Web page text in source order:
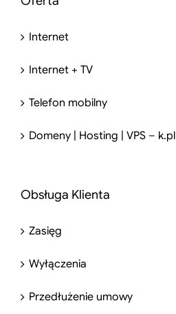
Internet
Internet + TV
Telefon mobilny
Domeny | Hosting | VPS – k.pl
Obsługa Klienta
Zasięg
Wyłączenia
Przedłużenie umowy